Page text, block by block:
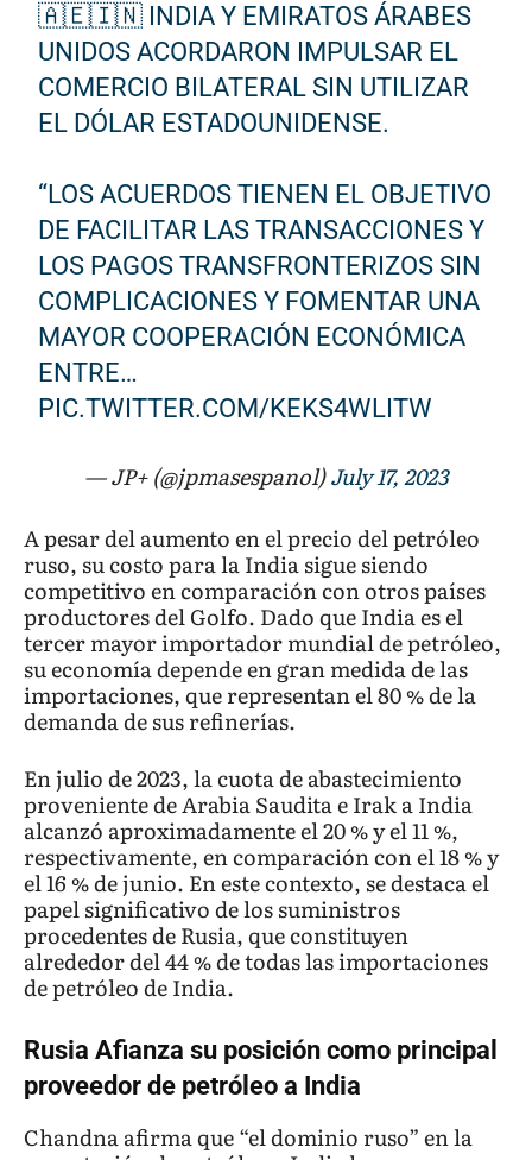
🇦🇪🇮🇳 INDIA Y EMIRATOS ÁRABES
UNIDOS ACORDARON IMPULSAR EL
COMERCIO BILATERAL SIN UTILIZAR
EL DÓLAR ESTADOUNIDENSE.
“LOS ACUERDOS TIENEN EL OBJETIVO
DE FACILITAR LAS TRANSACCIONES Y
LOS PAGOS TRANSFRONTERIZOS SIN
COMPLICACIONES Y FOMENTAR UNA
MAYOR COOPERACIÓN ECONÓMICA
ENTRE…
PIC.TWITTER.COM/KEKS4WLITW
— JP+ (@jpmasespanol)July 17, 2023
A pesar del aumento en el precio del petróleo
ruso, su costo para la India sigue siendo
competitivo en comparación con otros países
productores del Golfo. Dado que India es el
tercer mayor importador mundial de petróleo,
su economía depende en gran medida de las
importaciones, que representan el 80 % de la
demanda de sus refinerías.
En julio de 2023, la cuota de abastecimiento
proveniente de Arabia Saudita e Irak a India
alcanzó aproximadamente el 20 % y el 11 %,
respectivamente, en comparación con el 18 % y
el 16 % de junio. En este contexto, se destaca el
papel significativo de los suministros
procedentes de Rusia, que constituyen
alrededor del 44 % de todas las importaciones
de petróleo de India.
Rusia Afianza su posición como principal
proveedor de petróleo a India
Chandna afirma que “el dominio ruso” en la